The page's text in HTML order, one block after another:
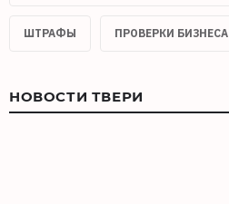
ШТРАФЫ ПРОВЕРКИ БИЗНЕСА
НОВОСТИ ТВЕРИ